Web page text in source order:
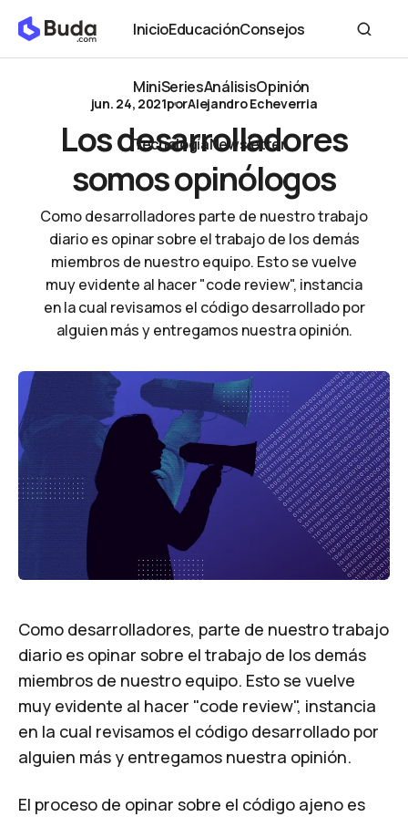
Inicio
Inicio
Educación
Educación
Consejos
Consejos
MiniSeries
MiniSeries
Análisis
Análisis
Opinión
Opinión
Tecnología
Tecnología
Newsletter
Newsletter
Los desarrolladores somos opinólogos
jun. 24, 2021porAlejandro Echeverria
Los desarrolladores
somos opinólogos
Como desarrolladores parte de nuestro trabajo
diario es opinar sobre el trabajo de los demás
miembros de nuestro equipo. Esto se vuelve
muy evidente al hacer "code review", instancia
en la cual revisamos el código desarrollado por
alguien más y entregamos nuestra opinión.
Como desarrolladores, parte de nuestro trabajo
diario es opinar sobre el trabajo de los demás
miembros de nuestro equipo. Esto se vuelve
muy evidente al hacer "code review", instancia
en la cual revisamos el código desarrollado por
alguien más y entregamos nuestra opinión.
El proceso de opinar sobre el código ajeno es